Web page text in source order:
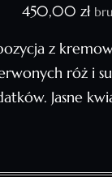
450,00 zł
z
róż i
Jasne